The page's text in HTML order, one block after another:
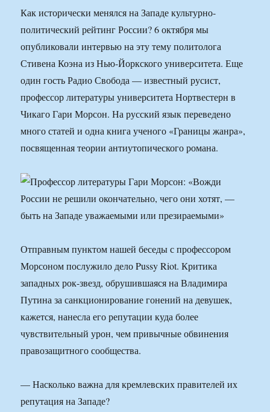
Как исторически менялся на Западе культурно-
политический рейтинг России? 6 октября мы
опубликовали интервью на эту тему политолога
Стивена Коэна из Нью-Йоркского университета. Еще
один гость Радио Свобода — известный русист,
профессор литературы университета Нортвестерн в
Чикаго Гари Морсон. На русский язык переведено
много статей и одна книга ученого «Границы жанра»,
посвященная теории антиутопического романа.
Отправным пунктом нашей беседы с профессором
Морсоном послужило дело Pussy Riot. Критика
западных рок-звезд, обрушившаяся на Владимира
Путина за санкционирование гонений на девушек,
кажется, нанесла его репутации куда более
чувствительный урон, чем привычные обвинения
правозащитного сообщества.
— Насколько важна для кремлевских правителей их
репутация на Западе?